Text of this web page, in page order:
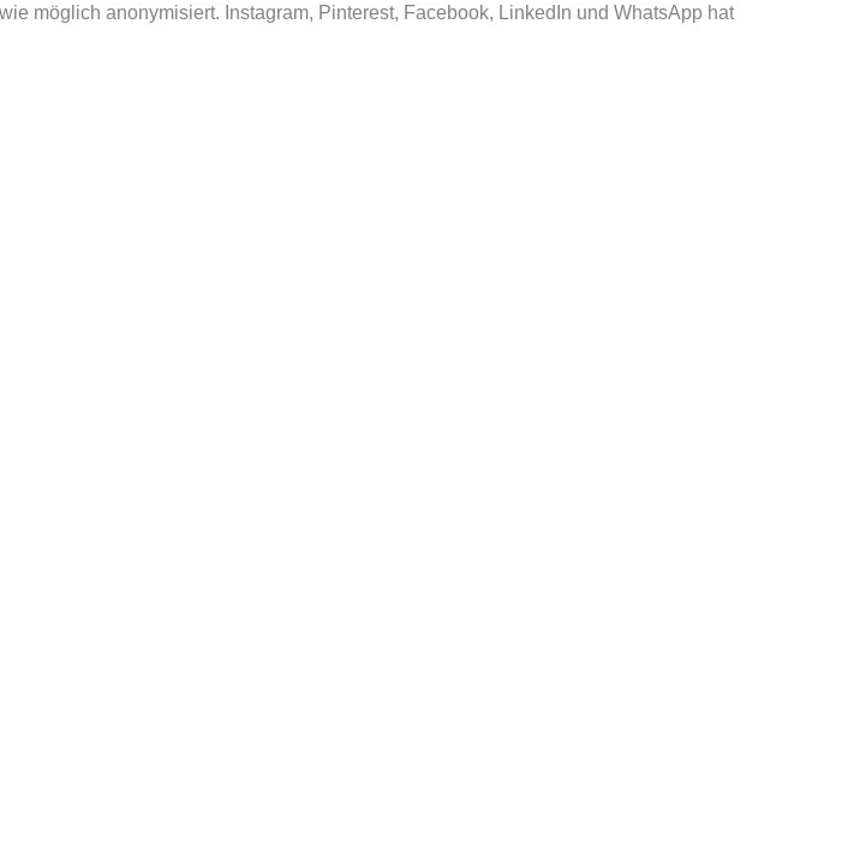
möglich anonymisiert. Instagram, Pinterest, Facebook, LinkedIn und WhatsApp hat